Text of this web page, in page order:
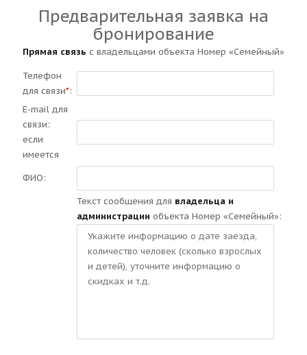
Предварительная заявка на
бронирование
Прямая связь с владельцами объекта Номер «Семейный»
Телефон
для связи*:
E-mail для
связи:
если
имеется
ФИО:
Текст сообщения для владельца и
администрации объекта Номер «Семейный»: